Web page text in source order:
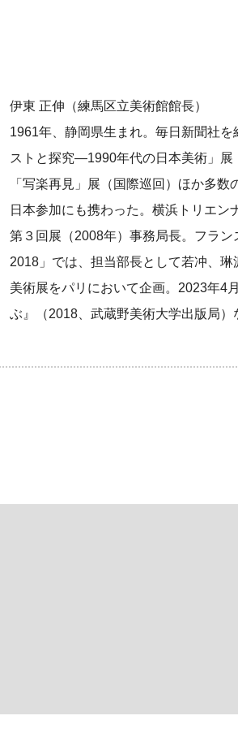
伊東 正伸（練馬区立美術館館長）
1961年、静岡県生まれ。毎日新聞社
ストと探究―1990年代の日本美術」展
「写楽再見」展（国際巡回）ほか多
日本参加にも携わった。横浜トリエン
第３回展（2008年）事務局長。フラ
2018」では、担当部長として若冲、
美術展をパリにおいて企画。2023年4
ぶ』（2018、武蔵野美術大学出版局）